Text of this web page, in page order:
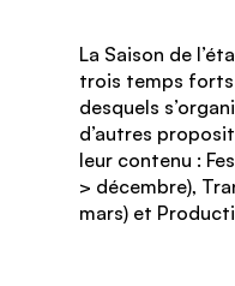
La Saison de
trois temps
desquels
d’autres
leur contenu :
> décembre),
mars) et